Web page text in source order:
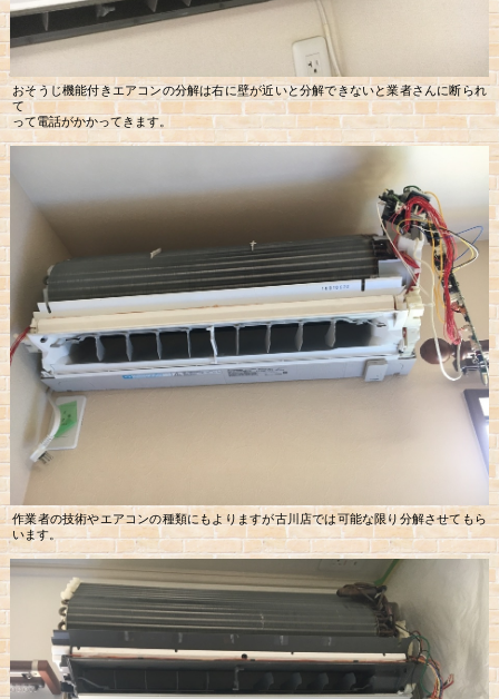
おそうじ機能付きエアコンの分解は右に壁が近いと分解できないと業者さんに断られ
て
って電話がかかってきます。
作業者の技術やエアコンの種類にもよりますが古川店では可能な限り分解させてもら
います。